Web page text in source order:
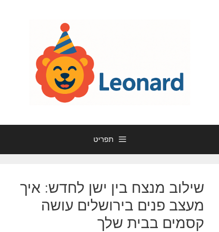
תפריט
שילוב מנצח בין ישן לחדש: איך
מעצב פנים בירושלים עושה
קסמים בבית שלך